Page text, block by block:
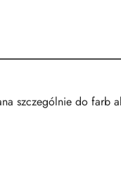
szczególnie do farb